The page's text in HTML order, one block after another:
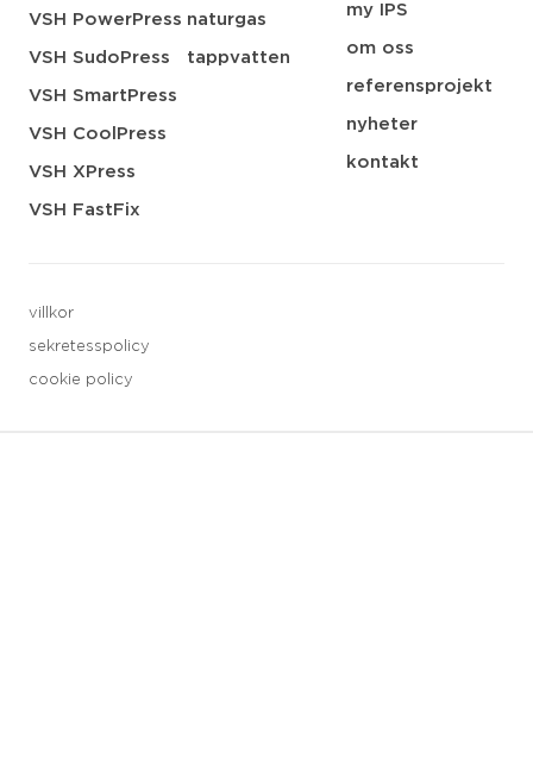
VSH PowerPress
VSH SudoPress
VSH SmartPress
VSH CoolPress
VSH XPress
VSH FastFix
naturgas
tappvatten
my IPS
om oss
referensprojekt
nyheter
kontakt
villkor
sekretesspolicy
cookie policy